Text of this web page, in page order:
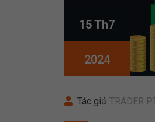
15 Th7
2024
Tác giả TRADER